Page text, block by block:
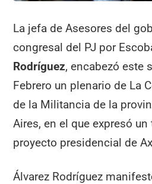
La jefa de Asesores del
congresal del PJ por
Rodríguez, encabezó este
Febrero un plenario de La
de la Militancia de la
Aires, en el que expresó
proyecto presidencial de
Álvarez Rodríguez